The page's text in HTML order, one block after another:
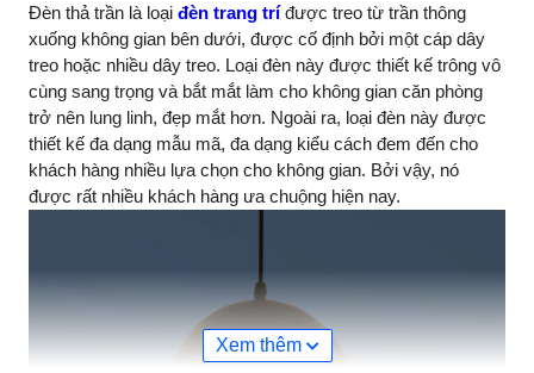
Đèn thả trần là loại đèn trang tríđược treo từ trần thông
xuống không gian bên dưới, được cố định bởi một cáp dây
treo hoặc nhiều dây treo. Loại đèn này được thiết kế trông vô
cùng sang trọng và bắt mắt làm cho không gian căn phòng
trở nên lung linh, đẹp mắt hơn. Ngoài ra, loại đèn này được
thiết kế đa dạng mẫu mã, đa dạng kiểu cách đem đến cho
khách hàng nhiều lựa chọn cho không gian. Bởi vậy, nó
được rất nhiều khách hàng ưa chuộng hiện nay.
Xem thêm